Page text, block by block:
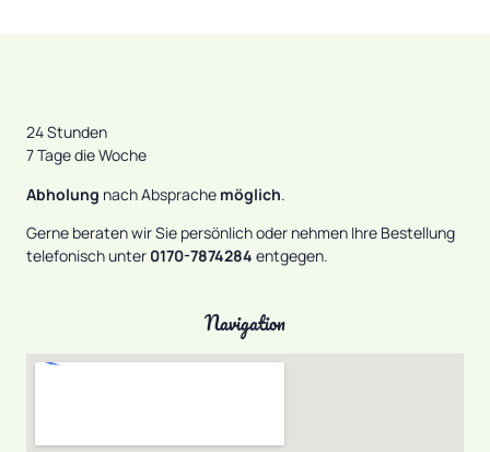
24 Stunden
7 Tage die Woche
Abholung nach Absprache möglich.
Gerne beraten wir Sie persönlich oder nehmen Ihre Bestellung
telefonisch unter 0170-7874284 entgegen.
Navigation